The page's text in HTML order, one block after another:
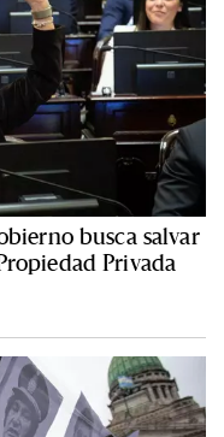
busca salvar
Privada